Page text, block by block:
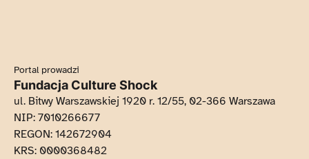
Portal prowadzi
Fundacja Culture Shock
ul. Bitwy Warszawskiej 1920 r. 12/55, 02-366 Warszawa
NIP: 7010266677
REGON: 142672904
KRS: 0000368482